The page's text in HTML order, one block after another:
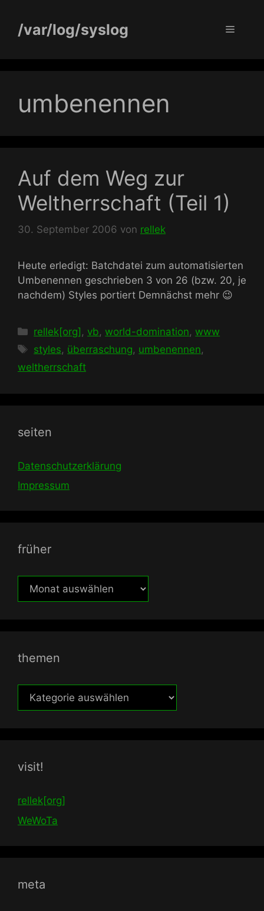
Inhalt
springen
/var/log/syslog Menü
umbenennen
Auf dem Weg zur
Weltherrschaft (Teil 1)
30. September 2006 von rellek
Heute erledigt: Batchdatei zum automatisierten
Umbenennen geschrieben 3 von 26 (bzw. 20, je
nachdem) Styles portiert Demnächst mehr 😉
Kategorien
rellek[org] , vb,world-domination,www
Schlagwörter
styles, überraschung, umbenennen,
weltherrschaft
seiten
Datenschutzerklärung
Impressum
früher
früher
themen
themen
visit!
rellek[org]
WeWoTa
meta